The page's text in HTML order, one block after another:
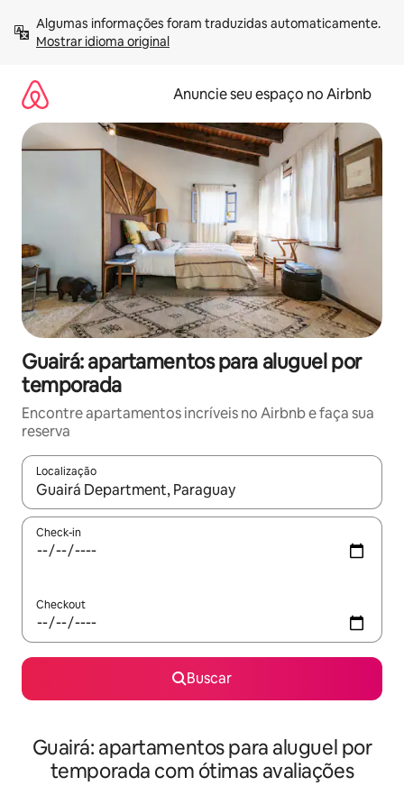
para
Mostrar idioma original
Anuncie seu espaço no Airbnb
Guairá: apartamentos para aluguel por
temporada
Encontre apartamentos incríveis no Airbnb e faça sua
reserva
Localização
Quando os resultados estiverem disponíveis, explore-os
Check-in
Checkout
Buscar
Guairá: apartamentos para aluguel por
temporada com ótimas avaliações